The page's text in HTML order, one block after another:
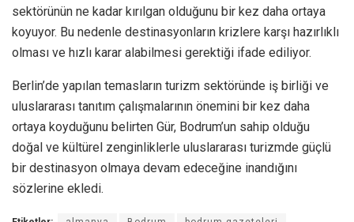
sektörünün ne kadar kırılgan olduğunu bir kez daha ortaya
koyuyor. Bu nedenle destinasyonların krizlere karşı hazırlıklı
olması ve hızlı karar alabilmesi gerektiği ifade ediliyor.
Berlin’de yapılan temasların turizm sektöründe iş birliği ve
uluslararası tanıtım çalışmalarının önemini bir kez daha
ortaya koyduğunu belirten Gür, Bodrum’un sahip olduğu
doğal ve kültürel zenginliklerle uluslararası turizmde güçlü
bir destinasyon olmaya devam edeceğine inandığını
sözlerine ekledi.